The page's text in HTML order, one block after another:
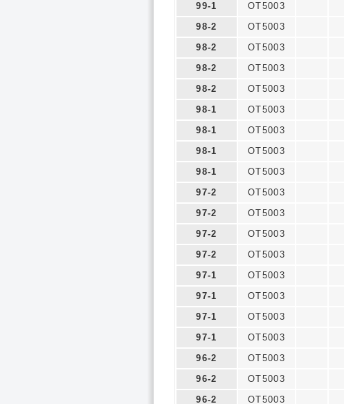
99-1
OT5003
98-2
OT5003
98-2
OT5003
98-2
OT5003
98-2
OT5003
98-1
OT5003
98-1
OT5003
98-1
OT5003
98-1
OT5003
97-2
OT5003
97-2
OT5003
97-2
OT5003
97-2
OT5003
97-1
OT5003
97-1
OT5003
97-1
OT5003
97-1
OT5003
96-2
OT5003
96-2
OT5003
96-2
OT5003